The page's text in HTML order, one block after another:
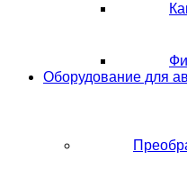
Оборудование для